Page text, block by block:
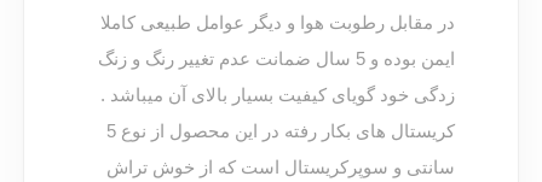
در مقابل رطوبت هوا و دیگر عوامل طبیعی کاملا
ایمن بوده و 5 سال ضمانت عدم تغییر رنگ و زنگ
زدگی خود گویای کیفیت بسیار بالای آن میباشد .
کریستال های بکار رفته در این محصول از نوع 5
سانتی و سوپرکریستال است که از خوش تراش